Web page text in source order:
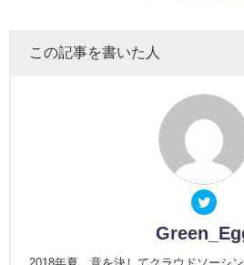
この記事を書いた人